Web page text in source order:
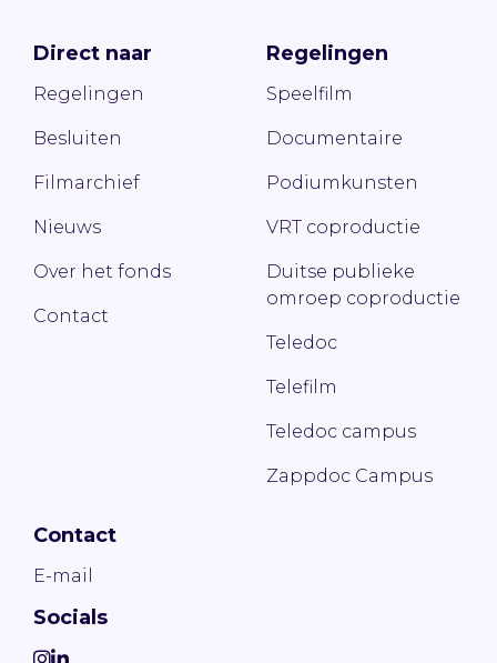
Direct naar
Regelingen
Besluiten
Filmarchief
Nieuws
Over het fonds
Contact
Regelingen
Speelfilm
Documentaire
Podiumkunsten
VRT coproductie
Duitse publieke
omroep coproductie
Teledoc
Telefilm
Teledoc campus
Zappdoc Campus
Contact
E-mail
Socials